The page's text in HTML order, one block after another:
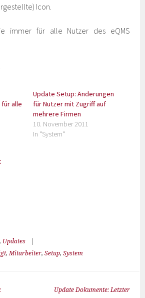
Icon.
immer für alle Nutzer des eQMS
alle
Update Setup: Änderungen
für Nutzer mit Zugriff auf
mehrere Firmen
10. November 2011
In "System"
, Updates
,Mitarbeiter,Setup,System
Update Dokumente: Letzter